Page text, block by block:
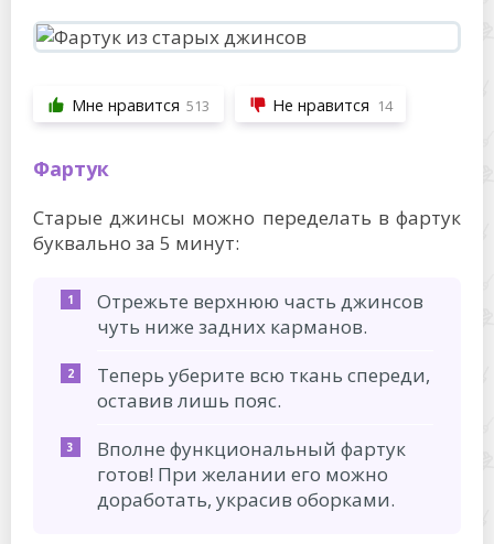
Мне нравится 513 Не нравится 14
Фартук
Старые джинсы можно переделать в фартук
буквально за 5 минут:
Отрежьте верхнюю часть джинсов
чуть ниже задних карманов.
Теперь уберите всю ткань спереди,
оставив лишь пояс.
Вполне функциональный фартук
готов! При желании его можно
доработать, украсив оборками.